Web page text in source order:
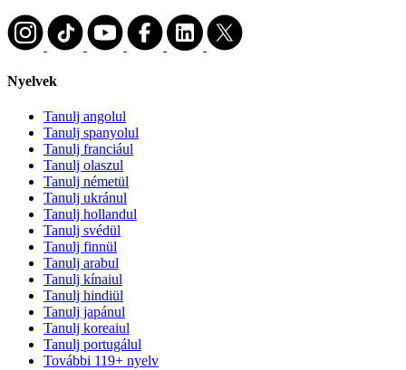
Nyelvek
Tanulj angolul
Tanulj spanyolul
Tanulj franciául
Tanulj olaszul
Tanulj németül
Tanulj ukránul
Tanulj hollandul
Tanulj svédül
Tanulj finnül
Tanulj arabul
Tanulj kínaiul
Tanulj hindiül
Tanulj japánul
Tanulj koreaiul
Tanulj portugálul
További 119+ nyelv